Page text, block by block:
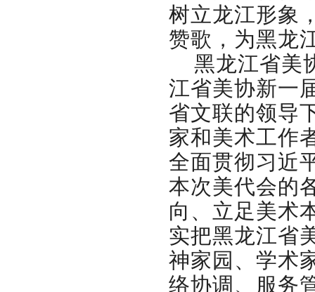
树立龙江形象
赞歌，为黑龙
黑龙江省美
江省美协新一
省文联的领导
家和美术工作
全面贯彻习近
本次美代会的
向、立足美术
实把黑龙江省
神家园、学术
络协调、服务